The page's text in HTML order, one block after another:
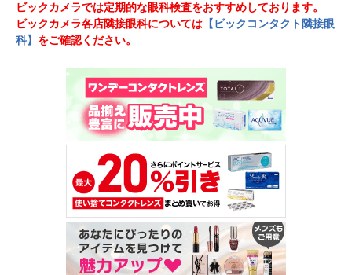
ビックカメラでは定期的な眼科検査をおすすめしております。
ビックカメラ各店隣接眼科については 【ビックコンタクト隣接眼
科】 をご確認ください。